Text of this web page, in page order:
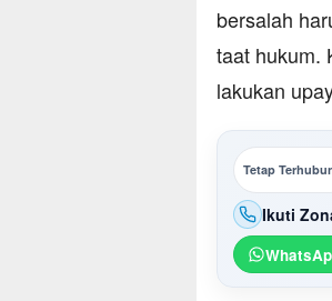
bersalah
taat hukum.
lakukan
Tetap
Ikuti